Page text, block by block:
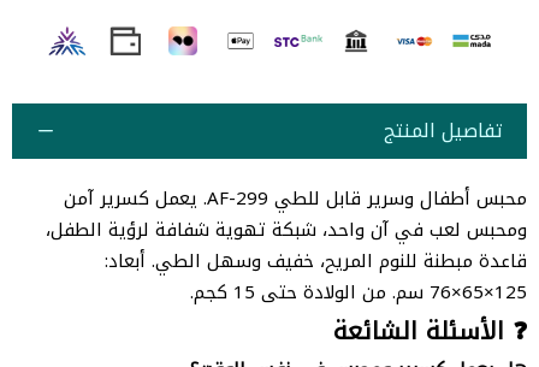
تفاصيل المنتج
محبس أطفال وسرير قابل للطي AF-299. يعمل كسرير آمن
ومحبس لعب في آن واحد، شبكة تهوية شفافة لرؤية الطفل،
قاعدة مبطنة للنوم المريح، خفيف وسهل الطي. أبعاد:
125×65×76 سم. من الولادة حتى 15 كجم.
❓ الأسئلة الشائعة